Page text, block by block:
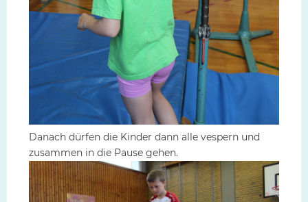
Danach dürfen die Kinder dann alle vespern und
zusammen in die Pause gehen.